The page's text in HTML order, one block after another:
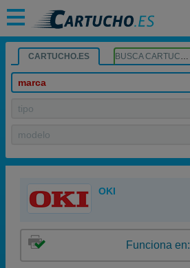
CARTUCHO.ES BUSCA CARTUCHOS
marca
tipo
modelo
OKI
Funciona en: